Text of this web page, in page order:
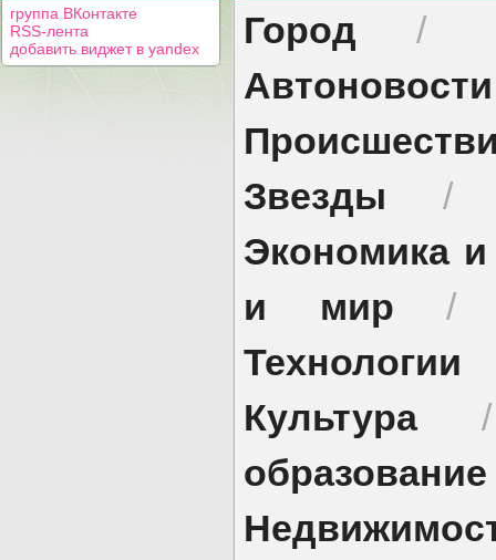
группа ВКонтакте
RSS-лента
добавить виджет в yandex
Город /
Автоновости
Звезды
Экономика
и мир
Технологии
Культура
образование